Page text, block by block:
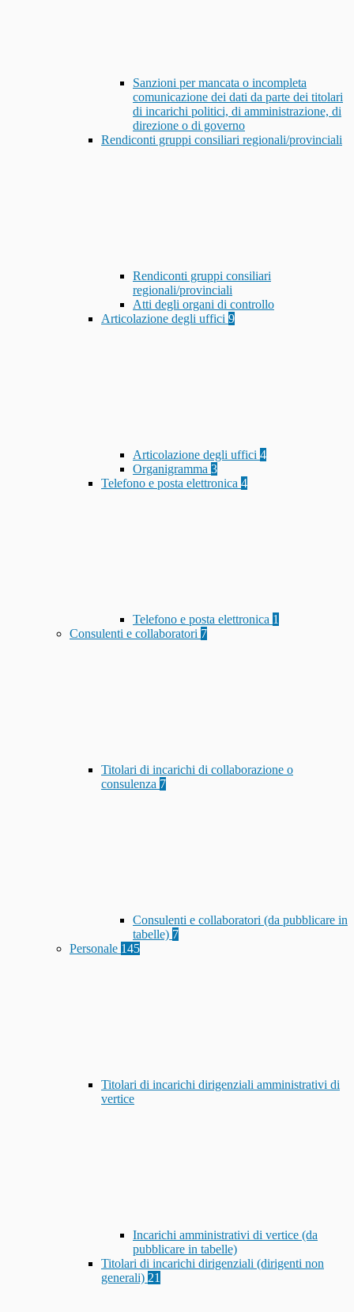
Sanzioni per mancata o incompleta
comunicazione dei dati da parte dei titolari
di incarichi politici, di amministrazione, di
direzione o di governo
Rendiconti gruppi consiliari regionali/provinciali
Rendiconti gruppi consiliari
regionali/provinciali
Atti degli organi di controllo
Articolazione degli uffici 9
Articolazione degli uffici 4
Organigramma 3
Telefono e posta elettronica 4
Telefono e posta elettronica 1
Consulenti e collaboratori 7
Titolari di incarichi di collaborazione o
consulenza 7
Consulenti e collaboratori (da pubblicare in
tabelle) 7
Personale 145
Titolari di incarichi dirigenziali amministrativi di
vertice
Incarichi amministrativi di vertice (da
pubblicare in tabelle)
Titolari di incarichi dirigenziali (dirigenti non
generali) 21